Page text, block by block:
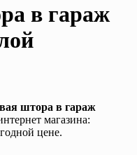
в гараж
штора в гараж
магазина:
цене.